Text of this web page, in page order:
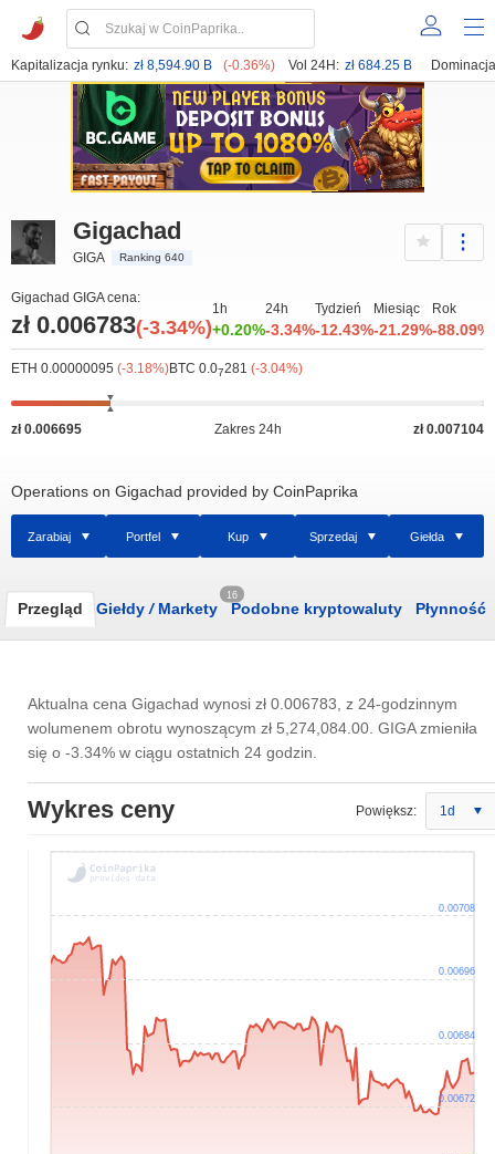
Kapitalizacja rynku: zł 8,594.90 B (-0.36%) Vol 24H: zł 684.25 B
Gigachad
GIGA Ranking 640
Gigachad GIGA cena:
zł 0.006783(-3.34%)
1h
+0.20%
24h
-3.34%
Tydzień
-12.43%
Miesiąc
-21.29%
Rok
-88.09%
ETH 0.00000095 (-3.18%)BTC 0.07281 (-3.04%)
zł 0.006695 Zakres 24h zł 0.007104
Operations on Gigachad provided by CoinPaprika
Zarabiaj Portfel Kup Sprzedaj Giełda
Przegląd Giełdy /Markety
16
Podobne kryptowaluty Płynność
Aktualna cena Gigachad wynosi zł 0.006783 , z 24-godzinnym
wolumenem obrotu wynoszącym zł 5,274,084.00 . GIGA zmieniła
się o -3.34% w ciągu ostatnich 24 godzin.
Wykres ceny Powiększ: 1d
0.00672
0.00684
0.00696
0.00708
0.0065
0.008
0
25M
0
250k